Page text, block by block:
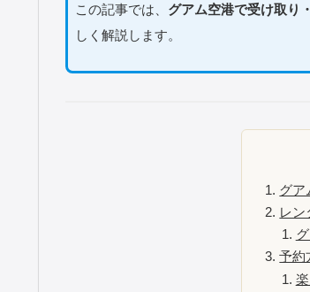
この記事では、 グアム空港で受け取り
しく解説します。
グア
レン
予約